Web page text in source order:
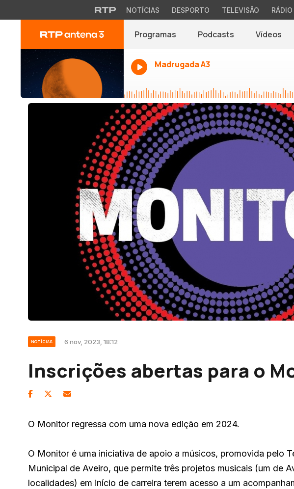
NOTÍCIAS DESPORTO TELEVISÃO RÁDIO
Programas Podcasts Vídeos
Madrugada A3
NOTÍCIAS 6 nov, 2023, 18:12
Inscrições abertas para o
O Monitor regressa com uma nova edição em 2024.
O Monitor é uma iniciativa de apoio a músicos, promovida pelo
Municipal de Aveiro, que permite três projetos musicais (um de
localidades) em início de carreira terem acesso a um